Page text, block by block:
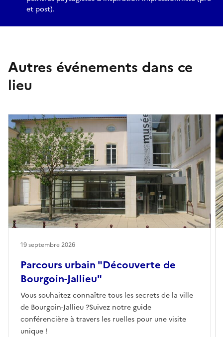
et post).
Autres événements dans ce
lieu
Parcours urbain "Découverte de
Bourgoin-Jallieu"
Vous souhaitez connaître tous les secrets de la ville
de Bourgoin-Jallieu ?Suivez notre guide
conférencière à travers les ruelles pour une visite
unique !
19 septembre 2026